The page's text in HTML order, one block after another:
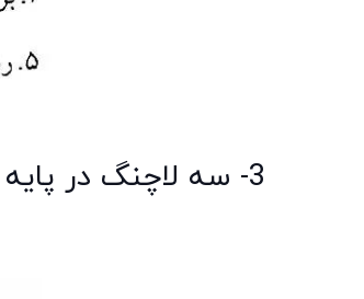
3- سه لاچنگ در پایه های واژگانی